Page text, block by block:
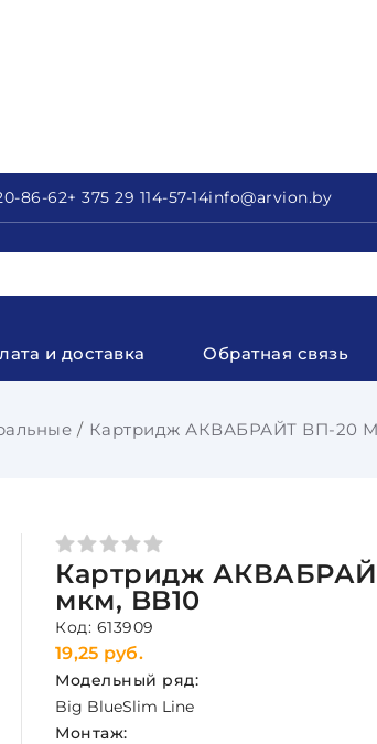
86-62+ 375 29 114-57-14info@arvion.by
и доставка Обратная связь
Картридж АКВАБРАЙТ ВП-20
Картридж
мкм, BB10
Код: 613909
19,25 руб.
Модельный ряд:
Big BlueSlim Line
Монтаж: